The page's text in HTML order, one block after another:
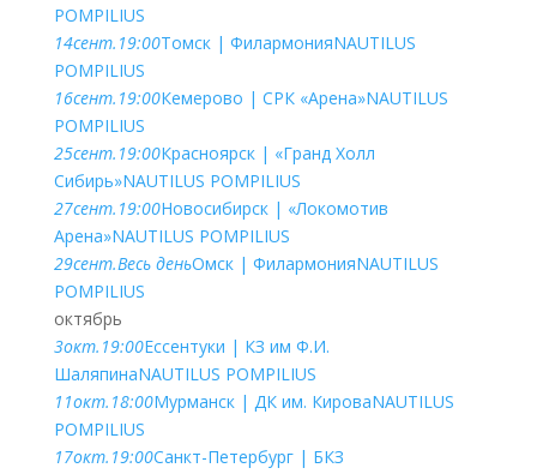
POMPILIUS
14сент. 19:00Томск | ФилармонияNAUTILUS
POMPILIUS
16сент. 19:00Кемерово | СРК «Арена»NAUTILUS
POMPILIUS
25сент. 19:00Красноярск | «Гранд Холл
Сибирь»NAUTILUS POMPILIUS
27сент. 19:00Новосибирск | «Локомотив
Арена»NAUTILUS POMPILIUS
29сент.Весь деньОмск | ФилармонияNAUTILUS
POMPILIUS
октябрь
3окт. 19:00Ессентуки | КЗ им Ф.И.
ШаляпинаNAUTILUS POMPILIUS
11окт. 18:00Мурманск | ДК им. КироваNAUTILUS
POMPILIUS
17окт. 19:00Санкт-Петербург | БКЗ